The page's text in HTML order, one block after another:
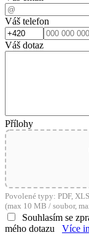
Váš telefon
Váš dotaz
Přílohy
Povolené typy: PDF,
(max 10 MB / soubor,
Souhlasím se
mého dotazu
Více